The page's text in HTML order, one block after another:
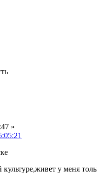
»
у меня